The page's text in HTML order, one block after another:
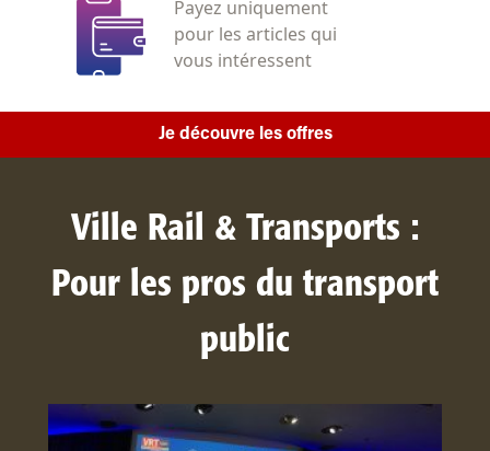
Payez uniquement
pour les articles qui
vous intéressent
Je découvre les offres
Ville Rail & Transports :
Pour les pros du transport
public